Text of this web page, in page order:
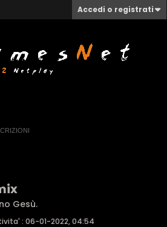
Accedi o registrati
Gesù.
: 06-01-2022, 04:54